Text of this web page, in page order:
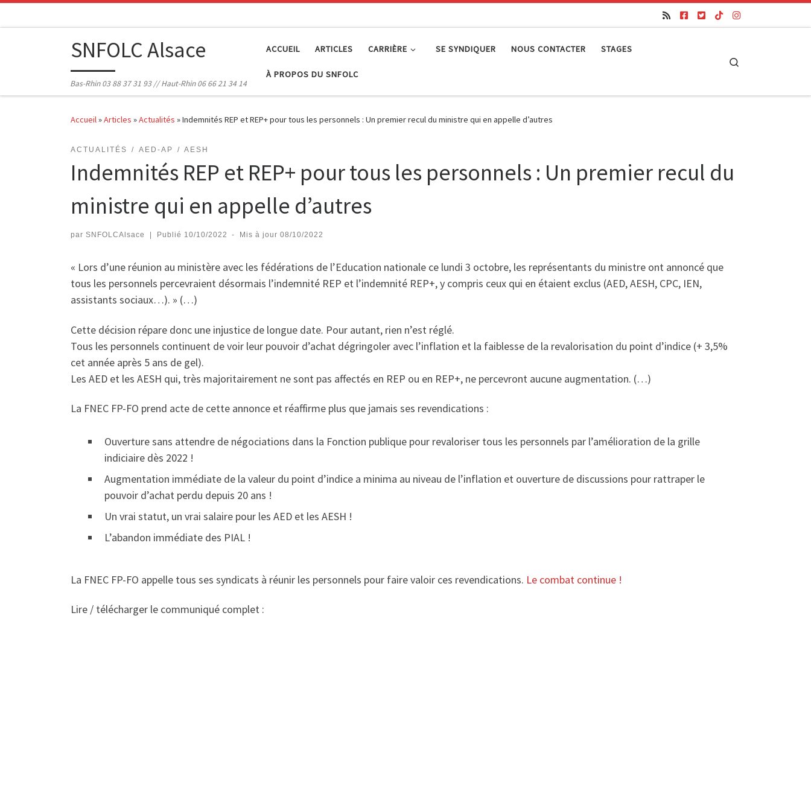
SNFOLC Alsace
Bas-Rhin 03 88 37 31 93 // Haut-Rhin 06 66 21 34 14
ACCUEIL ARTICLES CARRIÈRE SE SYNDIQUER NOUS CONTACTER STAGES
À PROPOS DU SNFOLC
Accueil»Articles »Actualités »Indemnités REP et REP+ pour tous les personnels : Un premier recul du ministre qui en appelle d’autres
ACTUALITÉS AED-AP AESH
Indemnités REP et REP+ pour tous les personnels : Un premier recul du
ministre qui en appelle d’autres
par SNFOLCAlsace Publié 10/10/2022 - Mis à jour08/10/2022
« Lors d’une réunion au ministère avec les fédérations de l’Education nationale ce lundi 3 octobre, les représentants du ministre ont annoncé que
tous les personnels percevraient désormais l’indemnité REP et l’indemnité REP+, y compris ceux qui en étaient exclus (AED, AESH, CPC, IEN,
assistants sociaux…). » (…)
Cette décision répare donc une injustice de longue date. Pour autant, rien n’est réglé.
Tous les personnels continuent de voir leur pouvoir d’achat dégringoler avec l’inflation et la faiblesse de la revalorisation du point d’indice (+ 3,5%
cet année après 5 ans de gel).
Les AED et les AESH qui, très majoritairement ne sont pas affectés en REP ou en REP+, ne percevront aucune augmentation. (…)
La FNEC FP-FO prend acte de cette annonce et réaffirme plus que jamais ses revendications :
Ouverture sans attendre de négociations dans la Fonction publique pour revaloriser tous les personnels par l’amélioration de la grille
indiciaire dès 2022 !
Augmentation immédiate de la valeur du point d’indice a minima au niveau de l’inflation et ouverture de discussions pour rattraper le
pouvoir d’achat perdu depuis 20 ans !
Un vrai statut, un vrai salaire pour les AED et les AESH !
L’abandon immédiate des PIAL !
La FNEC FP-FO appelle tous ses syndicats à réunir les personnels pour faire valoir ces revendications. Le combat continue !
Lire / télécharger le communiqué complet :